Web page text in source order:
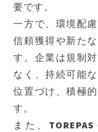
要です。
一方で、環境配
信頼獲得や新た
す。企業は規制
なく、持続可能
位置づけ、積極
す。
また、